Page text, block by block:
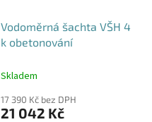
Vodoměrná šachta VŠH 4
k obetonování
Skladem
17 390 Kč bez DPH
21 042 Kč